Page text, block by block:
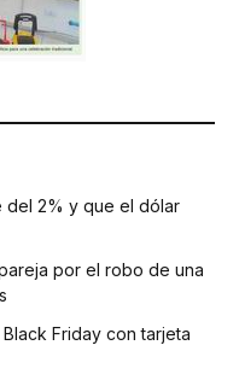
del 2% y que el dólar
por el robo de una
Friday con tarjeta